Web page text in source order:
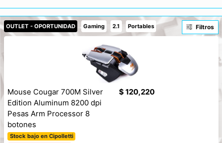
OUTLET - OPORTUNIDAD Gaming 2.1 Portables Filtros
Mouse Cougar 700M Silver
Edition Aluminum 8200 dpi
Pesas Arm Processor 8
botones
Stock bajo en Cipolletti
$ 120,220